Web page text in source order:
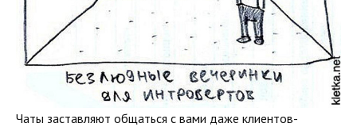
Чаты заставляют общаться с вами даже клиентов-